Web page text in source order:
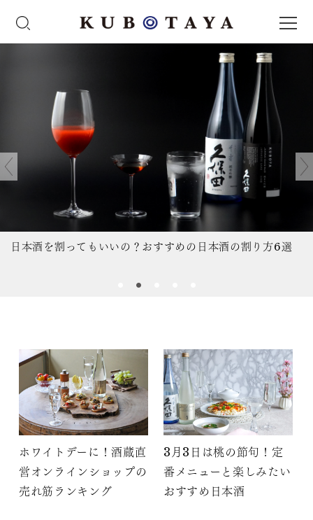
日本酒を割ってもいいの？おすすめの日本酒の割り方6選
ホワイトデーに！酒蔵直
営オンラインショップの
売れ筋ランキング
3月3日は桃の節句！定
番メニューと楽しみたい
おすすめ日本酒